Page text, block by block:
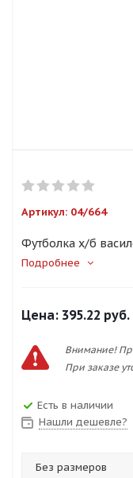
Артикул: 04/664
Футболка х/б
Подробнее
Цена: 395.22 руб.
Внимание!
При заказе
Есть в наличии
Нашли дешевле?